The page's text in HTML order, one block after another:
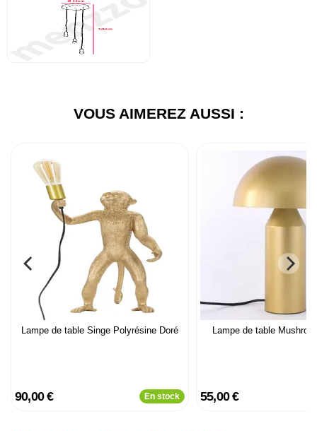
VOUS AIMEREZ AUSSI :
Lampe de table Singe Polyrésine Doré
90,00 € En stock
Lampe de table
55,00 €